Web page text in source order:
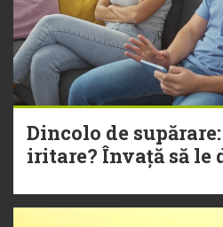
Dincolo de
iritare? Învață să le